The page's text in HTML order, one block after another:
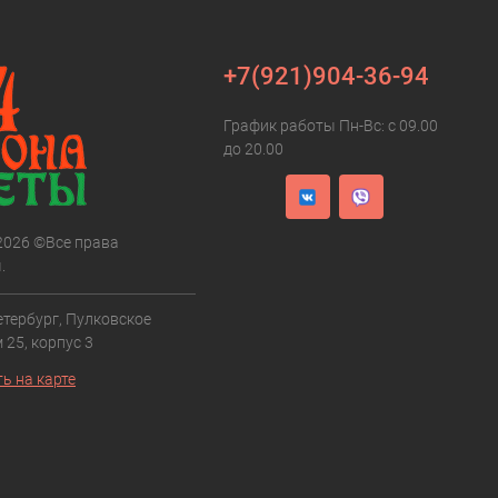
©Все права
Пулковское
корпус 3
на карте
+7(921)904-36-94
График работы Пн-Вс: с 09.00
до 20.00